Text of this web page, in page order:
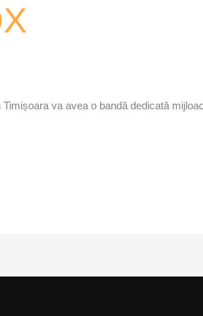
va avea o bandă dedicată